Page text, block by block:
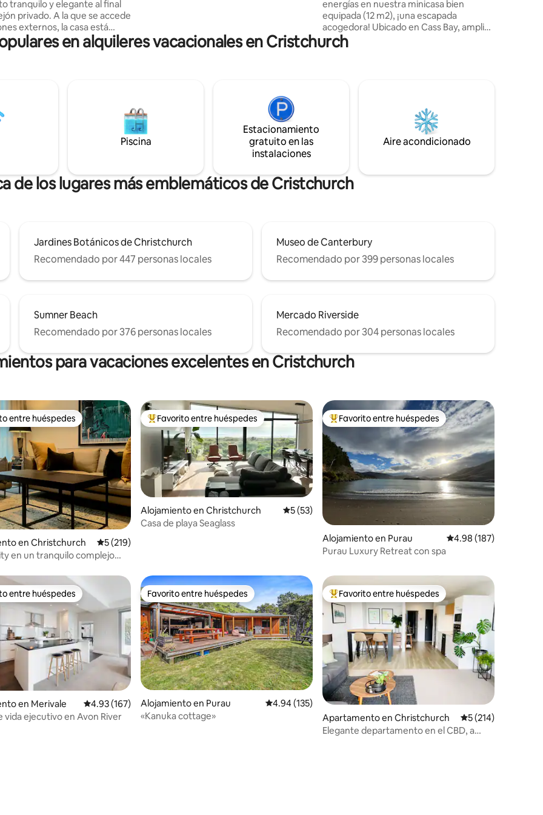
tranquilo y elegante al final
privado. A la que se accede
externos, la casa está
dos cápsulas conectadas por
externa. Los techos altos y
de cristal se abren a vistas
del puerto y las colinas.
una bebida o barbacoa en la
o relájate con un baño
energías en nuestra minicasa bien
equipada (12 m2), ¡una escapada
acogedora! Ubicado en Cass Bay, amplias
vistas del puerto de Lyttelton, baño al
aire libre con agua caliente de gas para
minutos de Lyttelton y a 20 minutos del
centro de Christchurch, este espacio es
el lugar perfecto para una escapada.
Hemos creado el espacio de vacaciones
en alquileres vacacionales en Cristchurch
Piscina
Estacionamiento
gratuito en las
instalaciones
Aire acondicionado
de los lugares más emblemáticos de Cristchurch
Jardines Botánicos de Christchurch
Recomendado por 447 personas locales
Museo de Canterbury
Recomendado por 399 personas locales
Sumner Beach
Recomendado por 376 personas locales
Mercado Riverside
Recomendado por 304 personas locales
para vacaciones excelentes en Cristchurch
de 5, 981 reseñas
huéspedes preferido
entre huéspedes
en Christchurch Calificación promedio: 5 de 5, 219 reseñas
5 (219)
en un tranquilo complejo
Favorito entre huéspedes preferido
Favorito entre huéspedes
Alojamiento en Christchurch Calificación promedio: 5 de 5, 53 reseñas
5 (53)
Casa de playa Seaglass
Favorito entre huéspedes preferido
Favorito entre huéspedes
Alojamiento en Purau Calificación promedio:
4.98 (187)
Purau Luxury Retreat con spa
huéspedes preferido
entre huéspedes
en Merivale Calificación promedio: 4.93 de 5, 167 reseñas
4.93 (167)
vida ejecutivo en Avon River
Favorito entre huéspedes
Favorito entre huéspedes
Alojamiento en Purau Calificación promedio: 4.94 de 5, 135 reseñas
4.94 (135)
«Kanuka cottage»
Favorito entre huéspedes preferido
Favorito entre huéspedes
Apartamento en Christchurch Calificación
5 (214)
Elegante departamento en el CBD, a